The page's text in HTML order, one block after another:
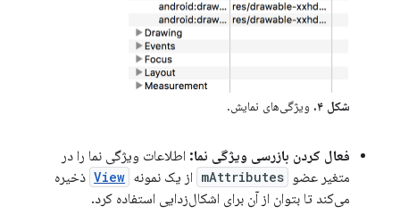
شکل ۴. ویژگی‌های نمایش.
فعال کردن بازرسی ویژگی نما: اطلاعات ویژگی نما را در
متغیر عضو mAttributes از یک نمونه View ذخیره
می‌کند تا بتوان از آن برای اشکال‌زدایی استفاده کرد.